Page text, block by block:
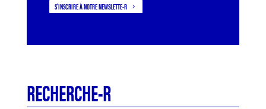
S'INSCRIRE À NOTRE NEWSLETTE-R
RECHERCHE-R